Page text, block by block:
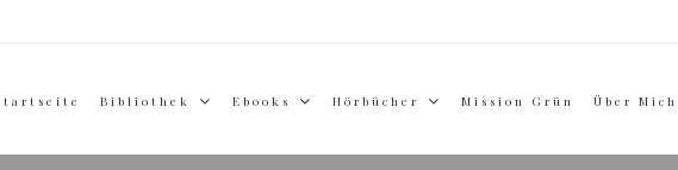
Bibliothek Ebooks Hörbücher Mission Grün Über Mich